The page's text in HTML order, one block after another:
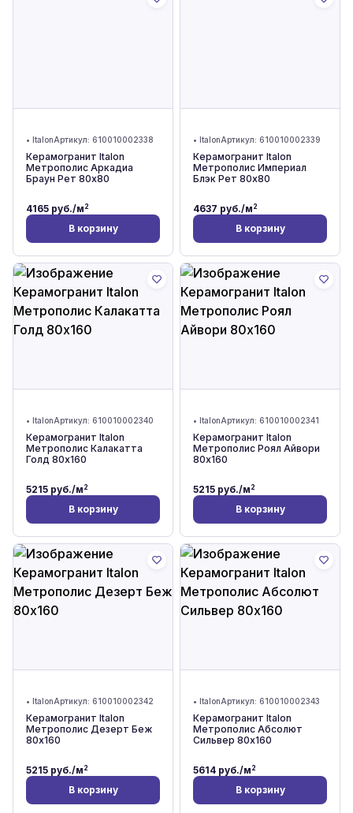
• ItalonАртикул: 610010002338
Керамогранит Italon
Метрополис Аркадиа
Браун Рет 80x80
4165 руб./м2
В корзину
• ItalonАртикул: 610010002339
Керамогранит Italon
Метрополис Империал
Блэк Рет 80x80
4637 руб./м2
В корзину
• ItalonАртикул: 610010002340
Керамогранит Italon
Метрополис Калакатта
Голд 80x160
5215 руб./м2
В корзину
• ItalonАртикул: 610010002341
Керамогранит Italon
Метрополис Роял Айвори
80x160
5215 руб./м2
В корзину
• ItalonАртикул: 610010002342
Керамогранит Italon
Метрополис Дезерт Беж
80x160
5215 руб./м2
В корзину
• ItalonАртикул: 610010002343
Керамогранит Italon
Метрополис Абсолют
Сильвер 80x160
5614 руб./м2
В корзину